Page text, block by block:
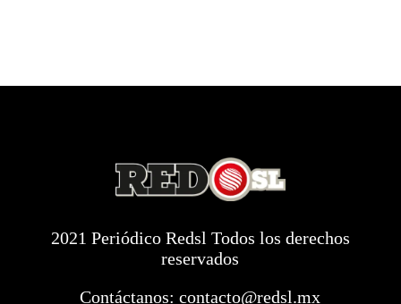
2021 Periódico Redsl Todos los derechos
reservados
Contáctanos:contacto@redsl.mx